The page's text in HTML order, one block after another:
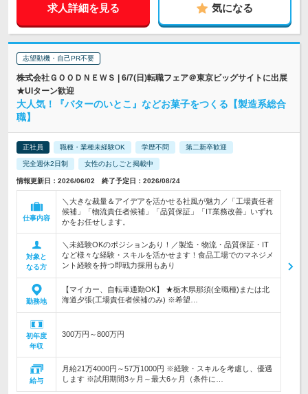
求人詳細を見る 気になる
志望動機・自己PR不要
株式会社ＧＯＯＤＮＥＷＳ | 6/7(日)転職フェア＠東京ビッグサイトに出展
★UIターン歓迎
大人気！『バターのいとこ』などお菓子をつくる【製造系総合
職】
正社員 職種・業種未経験OK 学歴不問 第二新卒歓迎
完全週休2日制 女性のおしごと掲載中
情報更新日：2026/06/02 終了予定日：2026/08/24
仕事内容
＼大きな裁量＆アイデアを活かせる社風が魅力／「工場責任者
候補」「物流責任者候補」「品質保証」「IT業務改善」いずれ
かをお任せします。
対象と
なる方
＼未経験OKのポジションあり！／製造・物流・品質保証・IT
など様々な経験・スキルを活かせます！食品工場でのマネジメ
ント経験を持つ即戦力採用もあり
勤務地
【マイカー、自転車通勤OK】 ★栃木県那須(全職種)または北
海道夕張(工場責任者候補のみ) ※希望…
初年度
年収
300万円～800万円
給与
月給21万4000円～57万1000円 ※経験・スキルを考慮し、優遇
します ※試用期間3ヶ月～最大6ヶ月（条件に…